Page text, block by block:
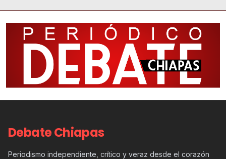
Debate Chiapas
Periodismo independiente, crítico y veraz desde el corazón